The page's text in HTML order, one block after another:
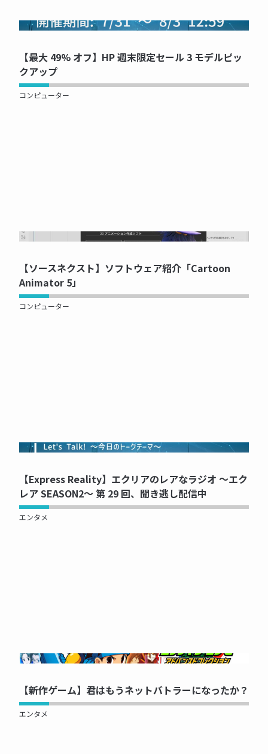
NOW PRINTING...
【最大 49% オフ】HP 週末限定セール 3 モデルピッ
クアップ
コンピューター
NOW PRINTING...
【ソースネクスト】ソフトウェア紹介「Cartoon
Animator 5」
コンピューター
NOW PRINTING...
【Express Reality】エクリアのレアなラジオ ～エク
レア SEASON2～ 第 29 回、聞き逃し配信中
エンタメ
NOW PRINTING...
【新作ゲーム】君はもうネットバトラーになったか？
エンタメ